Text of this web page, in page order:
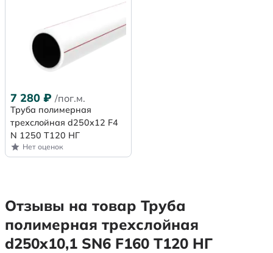
7 280 ₽ /пог.м.
Труба полимерная
трехслойная d250x12 F4
N 1250 Т120 НГ
Нет оценок
Отзывы на товар Труба
полимерная трехслойная
d250х10,1 SN6 F160 Т120 НГ